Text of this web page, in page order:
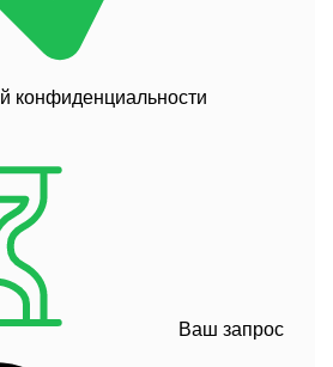
конфиденциальности
Ваш запрос